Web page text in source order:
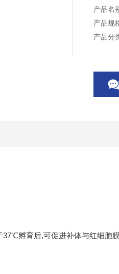
产品名
产品规
产品分
本产
孵育后,可促进补体与红细胞